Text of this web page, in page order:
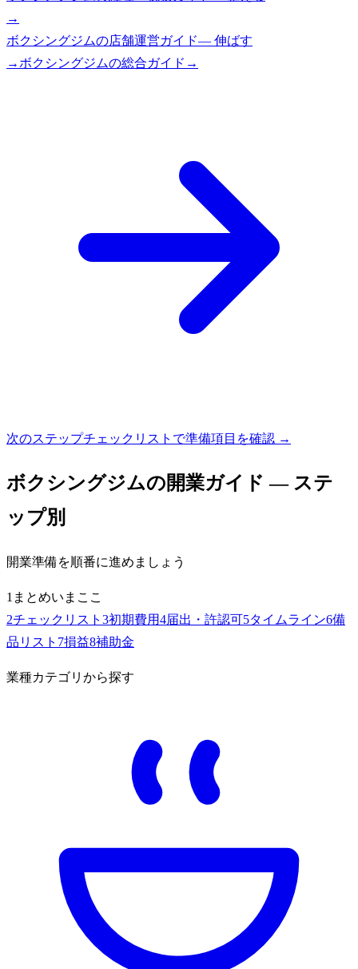
→
ボクシングジムの店舗運営ガイド— 伸ばす
→ ボクシングジムの総合ガイド →
次のステップチェックリストで準備項目を確認 →
ボクシングジムの開業ガイド — ステ
ップ別
開業準備を順番に進めましょう
1 まとめいまここ
2チェックリスト 3初期費用4届出・許認可5タイムライン6備
品リスト 7損益8補助金
業種カテゴリから探す